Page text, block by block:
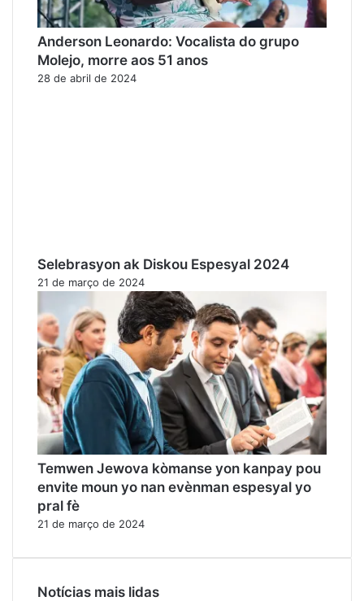
Anderson Leonardo: Vocalista do grupo
Molejo, morre aos 51 anos
28 de abril de 2024
Selebrasyon ak Diskou Espesyal 2024
21 de março de 2024
Temwen Jewova kòmanse yon kanpay pou
envite moun yo nan evènman espesyal yo
pral fè
21 de março de 2024
Notícias mais lidas